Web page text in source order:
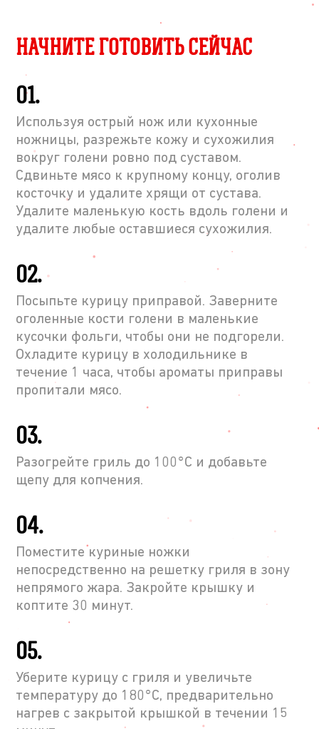
НАЧНИТЕ ГОТОВИТЬ СЕЙЧАС
01.
Используя острый нож или кухонные
ножницы, разрежьте кожу и сухожилия
вокруг голени ровно под суставом.
Сдвиньте мясо к крупному концу, оголив
косточку и удалите хрящи от сустава.
Удалите маленькую кость вдоль голени и
удалите любые оставшиеся сухожилия.
02.
Посыпьте курицу приправой. Заверните
оголенные кости голени в маленькие
кусочки фольги, чтобы они не подгорели.
Охладите курицу в холодильнике в
течение 1 часа, чтобы ароматы приправы
пропитали мясо.
03.
Разогрейте гриль до 100°C и добавьте
щепу для копчения.
04.
Поместите куриные ножки
непосредственно на решетку гриля в зону
непрямого жара. Закройте крышку и
коптите 30 минут.
05.
Уберите курицу с гриля и увеличьте
температуру до 180°C, предварительно
нагрев с закрытой крышкой в течении 15